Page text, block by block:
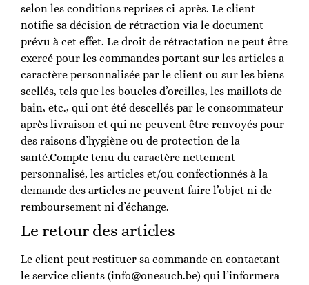
selon les conditions reprises ci-après. Le client
notifie sa décision de rétraction via le document
prévu à cet effet. Le droit de rétractation ne peut être
exercé pour les commandes portant sur les articles a
caractère personnalisée par le client ou sur les biens
scellés, tels que les boucles d’oreilles, les maillots de
bain, etc., qui ont été descellés par le consommateur
après livraison et qui ne peuvent être renvoyés pour
des raisons d’hygiène ou de protection de la
santé.Compte tenu du caractère nettement
personnalisé, les articles et/ou confectionnés à la
demande des articles ne peuvent faire l’objet ni de
remboursement ni d’échange.
Le retour des articles
Le client peut restituer sa commande en contactant
le service clients (info@onesuch.be) qui l’informera